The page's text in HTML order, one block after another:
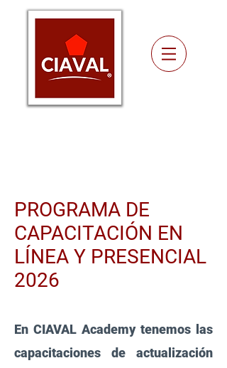
PROGRAMA DE
CAPACITACIÓN EN
LÍNEA Y PRESENCIAL
2026
En CIAVAL Academy tenemos las
capacitaciones de actualización